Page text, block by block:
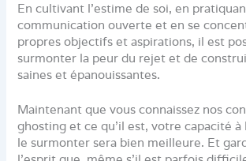
En cultivant l’estime de soi, en
communication ouverte et en se
propres objectifs et aspirations, il est
surmonter la peur du rejet et de
saines et épanouissantes.
Maintenant que vous connaissez nos
ghosting et ce qu’il est, votre capacité
le surmonter sera bien meilleure. Et